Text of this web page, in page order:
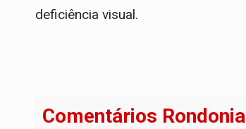
deficiência visual.
Comentários